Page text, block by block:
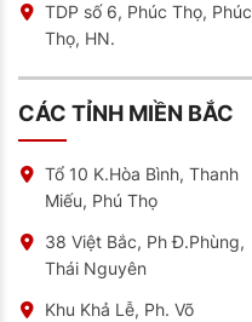
TDP số 6, Phúc Thọ, Phúc
Thọ, HN.
CÁC TỈNH MIỀN BẮC
Tổ 10 K.Hòa Bình, Thanh
Miếu, Phú Thọ
38 Việt Bắc, Ph Đ.Phùng,
Thái Nguyên
Khu Khả Lễ, Ph. Võ